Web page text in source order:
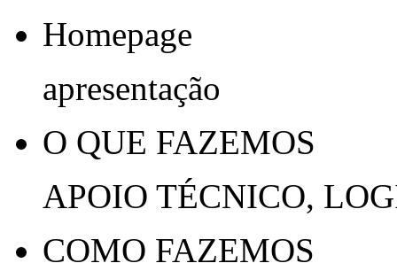
Homepage
apresentação
O QUE FAZEMOS
APOIO TÉCNICO,
COMO FAZEMOS